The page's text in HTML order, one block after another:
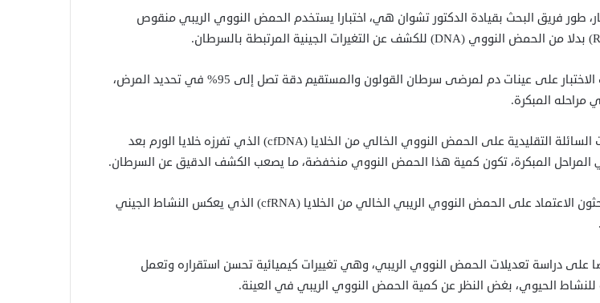
طور فريق البحث بقيادة الدكتور تشوان هي، اختبارا يستخدم الحمض النووي الريبي منقوص
وأظهرت تجارب الاختبار على عينات دم لمرضى سرطان القولون والمستقيم دقة تصل إلى 95% في تحديد المرض،
المبكرة.
وتعتمد الخزعات السائلة التقليدية على الحمض النووي الخالي من الخلايا (cfDNA) الذي تفرزه خلايا الورم بعد
المبكرة، تكون كمية هذا الحمض النووي منخفضة، ما يصعب الكشف الدقيق عن السرطان.
ولذلك، قرر الباحثون الاعتماد على الحمض النووي الريبي الخالي من الخلايا (cfRNA) الذي يعكس النشاط الجيني
على دراسة تعديلات الحمض النووي الريبي، وهي تغييرات كيميائية تحسن استقراره وتعمل
للنشاط الحيوي، بغض النظر عن كمية الحمض النووي الريبي في العينة.